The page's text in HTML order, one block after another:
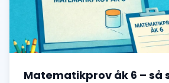
Matematikprov åk 6 – så